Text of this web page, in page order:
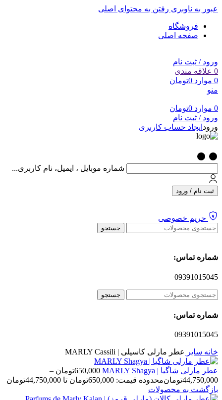
عبور به ناوبری رفتن به محتوای اصلی
فروشگاه
صفحه اصلی
ورود / ثبت نام
0 علاقه مندی
0 موارد 0تومان
منو
0 موارد 0تومان
ورود / ثبت نام
ورود ایجاد حساب کاربری
شماره موبایل ، ایمیل، نام کاربری...
ثبت نام / ورود
حریم خصوصی
جستجو
شماره تماس:
09391015045
جستجو
شماره تماس:
09391015045
خانه سایر عطر مارلی کاسیلی | MARLY Cassili
عطر مارلی شاگیا | MARLY Shagya 650,000تومان –
44,750,000تومانمحدوده قیمت: 650,000تومان تا 44,750,000تومان
بازگشت به محصولات